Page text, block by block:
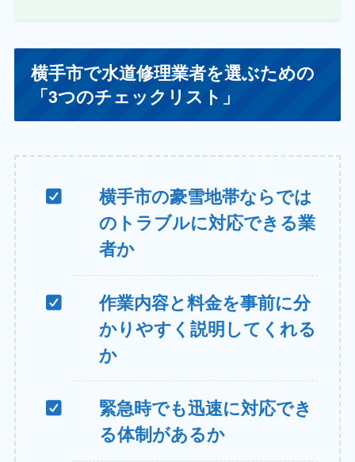
横手市で水道修理業者を選ぶための
「3つのチェックリスト」
横手市の豪雪地帯ならでは
のトラブルに対応できる業
者か
作業内容と料金を事前に分
かりやすく説明してくれる
か
緊急時でも迅速に対応でき
る体制があるか